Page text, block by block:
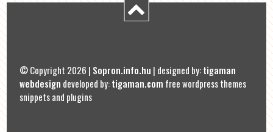
© Copyright 2026 | Sopron.info.hu | designed by:tigaman
webdesign developed by:tigaman.com free wordpress themes
snippets and plugins